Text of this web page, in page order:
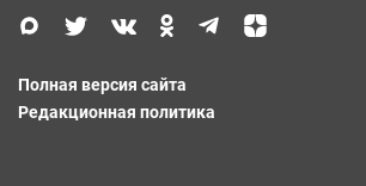
Полная версия сайта
Редакционная политика